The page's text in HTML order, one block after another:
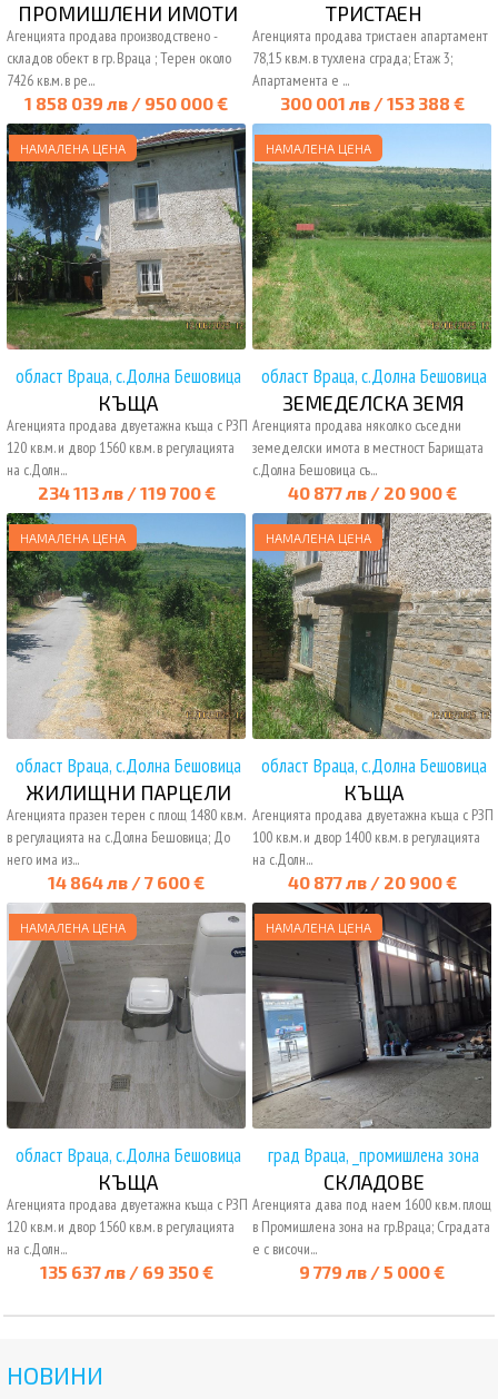
1 858 039 лв / 950 000 €
ПРОМИШЛЕНИ ИМОТИ
Агенцията продава производствено -
складов обект в гр. Враца ; Терен около
7426 кв.м. в ре...
300 001 лв / 153 388 €
ТРИСТАЕН
Агенцията продава тристаен апартамент
78,15 кв.м. в тухлена сграда; Етаж 3;
Апартамента е ...
234 113 лв / 119 700 €
НАМАЛЕНА ЦЕНА
област Враца, с.Долна Бешовица
КЪЩА
Агенцията продава двуетажна къща с РЗП
120 кв.м. и двор 1560 кв.м. в регулацията
на с.Долн...
40 877 лв / 20 900 €
НАМАЛЕНА ЦЕНА
област Враца, с.Долна Бешовица
ЗЕМЕДЕЛСКА ЗЕМЯ
Агенцията продава няколко съседни
земеделски имота в местност Барищата
с.Долна Бешовица съ...
14 864 лв / 7 600 €
НАМАЛЕНА ЦЕНА
област Враца, с.Долна Бешовица
ЖИЛИЩНИ ПАРЦЕЛИ
Агенцията празен терен с площ 1480 кв.м.
в регулацията на с.Долна Бешовица; До
него има из...
40 877 лв / 20 900 €
НАМАЛЕНА ЦЕНА
област Враца, с.Долна Бешовица
КЪЩА
Агенцията продава двуетажна къща с РЗП
100 кв.м. и двор 1400 кв.м. в регулацията
на с.Долн...
135 637 лв / 69 350 €
НАМАЛЕНА ЦЕНА
област Враца, с.Долна Бешовица
КЪЩА
Агенцията продава двуетажна къща с РЗП
120 кв.м. и двор 1560 кв.м. в регулацията
на с.Долн...
9 779 лв / 5 000 €
НАМАЛЕНА ЦЕНА
град Враца, _промишлена зона
СКЛАДОВЕ
Агенцията дава под наем 1600 кв.м. площ
в Промишлена зона на гр.Враца; Сградата
е с височи...
НОВИНИ